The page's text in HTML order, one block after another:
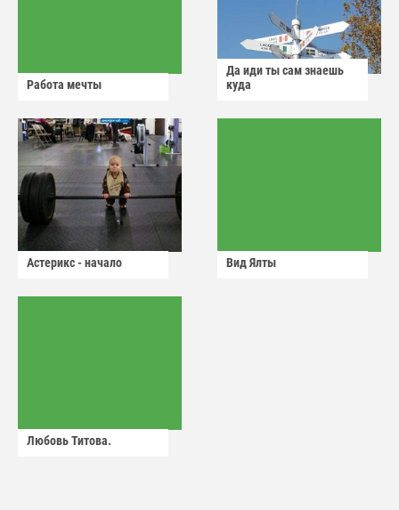
Работа мечты
Да иди ты сам знаешь
куда
Астерикс - начало Вид Ялты
Любовь Титова.